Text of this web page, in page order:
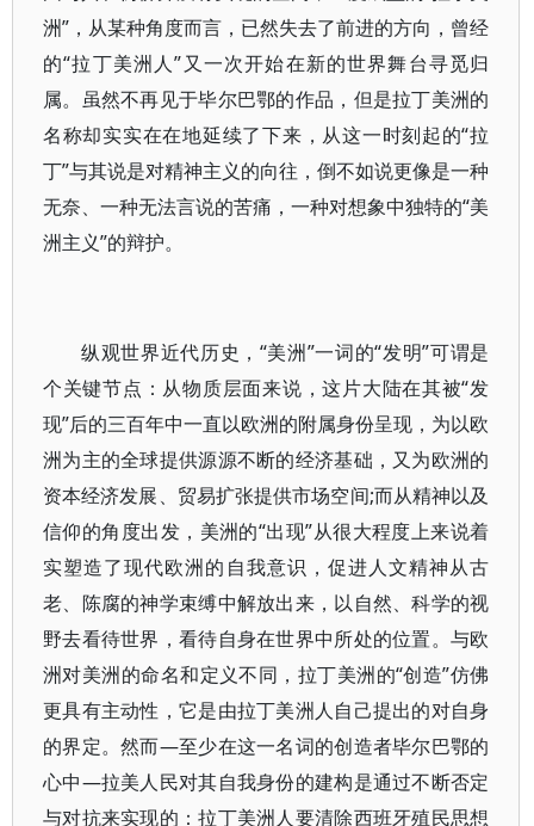
洲”，从某种角度而言，已然失去了前进的方向，曾经
的“拉丁美洲人”又一次开始在新的世界舞台寻觅归
属。虽然不再见于毕尔巴鄂的作品，但是拉丁美洲的
名称却实实在在地延续了下来，从这一时刻起的“拉
丁”与其说是对精神主义的向往，倒不如说更像是一种
无奈、一种无法言说的苦痛，一种对想象中独特的“美
洲主义”的辩护。
纵观世界近代历史，“美洲”一词的“发明”可谓是
个关键节点：从物质层面来说，这片大陆在其被“发
现”后的三百年中一直以欧洲的附属身份呈现，为以欧
洲为主的全球提供源源不断的经济基础，又为欧洲的
资本经济发展、贸易扩张提供市场空间;而从精神以及
信仰的角度出发，美洲的“出现”从很大程度上来说着
实塑造了现代欧洲的自我意识，促进人文精神从古
老、陈腐的神学束缚中解放出来，以自然、科学的视
野去看待世界，看待自身在世界中所处的位置。与欧
洲对美洲的命名和定义不同，拉丁美洲的“创造”仿佛
更具有主动性，它是由拉丁美洲人自己提出的对自身
的界定。然而—至少在这一名词的创造者毕尔巴鄂的
心中—拉美人民对其自我身份的建构是通过不断否定
与对抗来实现的：拉丁美洲人要清除西班牙殖民思想